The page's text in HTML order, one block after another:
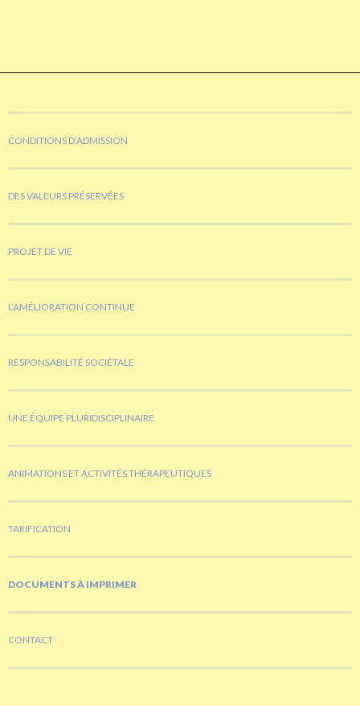
CONDITIONS D’ADMISSION
DES VALEURS PRÉSERVÉES
PROJET DE VIE
L’AMÉLIORATION CONTINUE
RESPONSABILITÉ SOCIÉTALE
UNE ÉQUIPE PLURIDISCIPLINAIRE
ANIMATIONS ET ACTIVITÉS THÉRAPEUTIQUES
TARIFICATION
DOCUMENTS À IMPRIMER
CONTACT